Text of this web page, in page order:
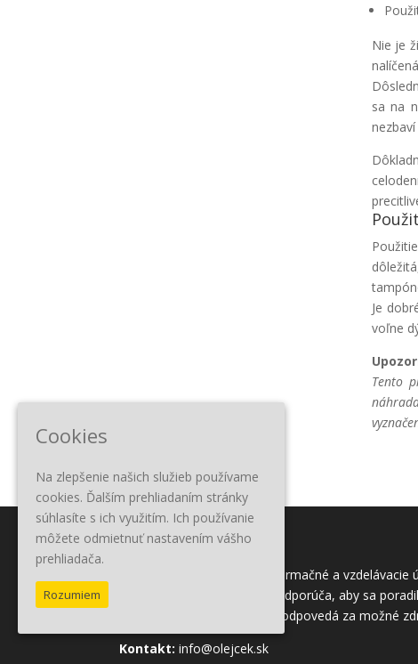
Nie je
sa na
Je
voľne
Tento
Tento obsah slúži iba na informačné a
čitateľom tohto obsahu sa odporúča, aby sa
Vydavateľ tohto obsahu nezodpovedá za možné
Kontakt: info@olejcek.sk
Cookies
Na zlepšenie našich služieb používame
cookies. Ďalším prehliadaním stránky
súhlasíte s ich využitím. Ich používanie
môžete odmietnuť nastavením vášho
prehliadača.
Rozumiem